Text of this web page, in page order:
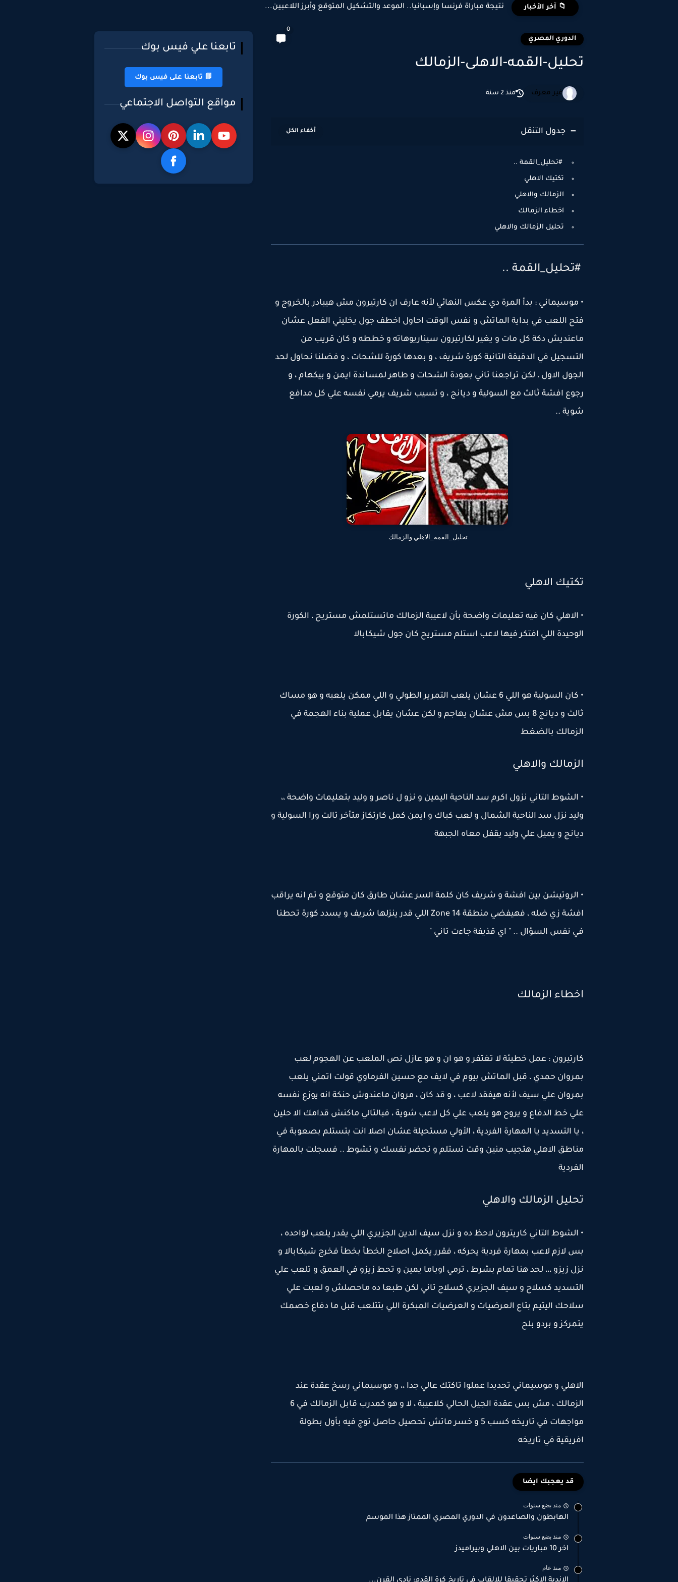
📁 آخر الأخبار نتيجة مباراة فرنسا وإسبانيا.. الموعد والتشكيل المتوقع وأبرز اللاعبين...
الدوري المصري
0
تحليل-القمه-الاهلى-الزمالك
غير معرف منذ 2 سنة
جدول التنقل
#تحليل_القمة ..
تكتيك الاهلي
الزمالك والاهلي
اخطاء الزمالك
تحليل الزمالك والاهلي
#تحليل_القمة ..
• موسيماني : بدأ المرة دي عكس النهائي لأنه عارف ان كارتيرون مش هيبادر بالخروج و
فتح اللعب في بداية الماتش و نفس الوقت احاول اخطف جول يخليني الفعل عشان
ماعنديش دكة كل مات و يغير لكارتيرون سيناريوهاته و خططه و كان قريب من
التسجيل في الدقيقة التانية كورة شريف ، و بعدها كورة للشحات ، و فضلنا نحاول لحد
الجول الاول ، لكن تراجعنا تاني بعودة الشحات و طاهر لمساندة ايمن و بيكهام ، و
رجوع افشة ثالث مع السولية و ديانج ، و تسيب شريف يرمي نفسه علي كل مدافع
شوية ..
تحليل_القمه_الاهلي والزمالك
تكتيك الاهلي
• الاهلي كان فيه تعليمات واضحة بأن لاعيبة الزمالك ماتستلمش مستريح ، الكورة
الوحيدة اللي افتكر فيها لاعب استلم مستريح كان جول شيكابالا
• كان السولية هو اللي 6 عشان يلعب التمرير الطولي و اللي ممكن يلعبه و هو مساك
ثالث و ديانج 8 بس مش عشان يهاجم و لكن عشان يقابل عملية بناء الهجمة في
الزمالك بالضغط
الزمالك والاهلي
• الشوط التاني نزول اكرم سد الناحية اليمين و نزو ل ناصر و وليد بتعليمات واضحة ،،
وليد نزل سد الناحية الشمال و لعب كباك و ايمن كمل كارتكاز متأخر تالت ورا السولية و
ديانج و يميل علي وليد يقفل معاه الجبهة
• الروتيشن بين افشة و شريف كان كلمة السر عشان طارق كان متوقع و تم انه يراقب
افشة زي ضله ، فهيفضي منطقة Zone 14 اللي قدر ينزلها شريف و يسدد كورة تحطنا
في نفس السؤال .. " اي قذيفة جاءت تاني "
اخطاء الزمالك
كارتيرون : عمل خطيئة لا تغتفر و هو ان و هو عازل نص الملعب عن الهجوم لعب
بمروان حمدي ، قبل الماتش بيوم في لايف مع حسين الفرماوي قولت اتمني يلعب
بمروان علي سيف لأنه هيفقد لاعب ، و قد كان ، مروان ماعندوش حنكة انه يوزع نفسه
علي خط الدفاع و يروح هو يلعب علي كل لاعب شوية ، فبالتالي ماكنش قدامك الا حلين
، يا التسديد يا المهارة الفردية ، الأولي مستحيلة عشان اصلا انت بتستلم بصعوبة في
مناطق الاهلي هتجيب منين وقت تستلم و تحضر نفسك و تشوط .. فسجلت بالمهارة
الفردية
تحليل الزمالك والاهلي
• الشوط التاني كاريترون لاحظ ده و نزل سيف الدين الجزيري اللي يقدر يلعب لواحده ،
بس لازم لاعب بمهارة فردية يحركه ، فقرر يكمل اصلاح الخطأ بخطأ فخرج شيكابالا و
نزل زيزو ،،، لحد هنا تمام بشرط ، ترمي اوباما يمين و تحط زيزو في العمق و تلعب علي
التسديد كسلاح و سيف الجزيري كسلاح تاني لكن طبعا ده ماحصلش و لعبت علي
سلاحك اليتيم بتاع العرضيات و العرضيات المبكرة اللي بتتلعب قبل ما دفاع خصمك
يتمركز و بردو بلح
الاهلي و موسيماني تحديدا عملوا تاكتك عالي جدا ،، و موسيماني رسخ عقدة عند
الزمالك ، مش بس عقدة الجيل الحالي كلاعيبة ، لا و هو كمدرب قابل الزمالك في 6
مواجهات في تاريخه كسب 5 و خسر ماتش تحصيل حاصل توج فيه بأول بطولة
افريقية في تاريخه
قد يعجبك ايضا
منذ بضع سنوات
الهابطون والصاعدون في الدوري المصري الممتاز هذا الموسم
منذ بضع سنوات
اخر 10 مباريات بين الاهلي وبيراميدز
منذ عام
تابعنا علي فيس بوك
📘 تابعنا على فيس بوك
مواقع التواصل الاجتماعي